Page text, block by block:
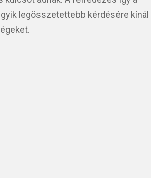
legösszetettebb kérdésére kínál